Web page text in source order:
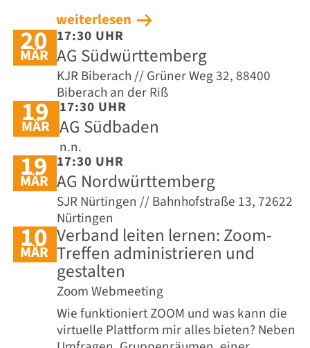
weiterlesen
20
MÄR
17:30 UHR
AG Südwürttemberg
KJR Biberach // Grüner Weg 32, 88400
Biberach an der Riß
19
MÄR
17:30 UHR
AG Südbaden
n.n.
19
MÄR
17:30 UHR
AG Nordwürttemberg
SJR Nürtingen // Bahnhofstraße 13, 72622
Nürtingen
10
MÄR
Verband leiten lernen: Zoom-
Treffen administrieren und
gestalten
Zoom Webmeeting
Wie funktioniert ZOOM und was kann die
virtuelle Plattform mir alles bieten? Neben